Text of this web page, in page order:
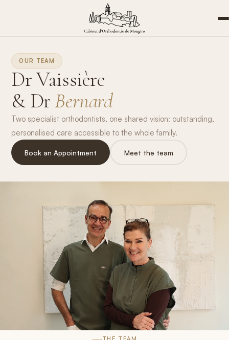
OUR TEAM
Dr Vaissière
& DrBernard
Two specialist orthodontists, one shared vision: outstanding,
personalised care accessible to the whole family.
Book an Appointment Meet the team